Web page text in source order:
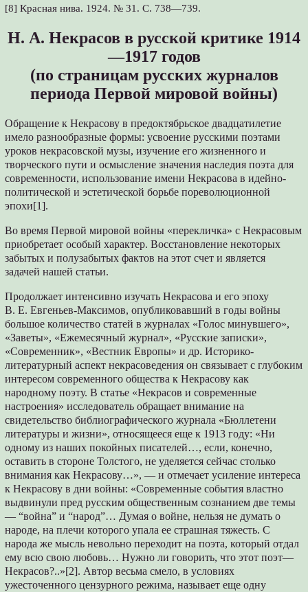
[8] Красная нива. 1924. № 31. С. 738—739.
Н. А. Некрасов в русской критике 1914
—1917 годов
(по страницам русских журналов
периода Первой мировой войны)
Обращение к Некрасову в предоктябрьское двадцатилетие
имело разнообразные формы: усвоение русскими поэтами
уроков некрасовской музы, изучение его жизненного и
творческого пути и осмысление значения наследия поэта для
современности, использование имени Некрасова в идейно-
политической и эстетической борьбе пореволюционной
эпохи[1].
Во время Первой мировой войны «перекличка» с Некрасовым
приобретает особый характер. Восстановление некоторых
забытых и полузабытых фактов на этот счет и является
задачей нашей статьи.
Продолжает интенсивно изучать Некрасова и его эпоху
В. Е. Евгеньев-Максимов, опубликовавший в годы войны
большое количество статей в журналах «Голос минувшего»,
«Заветы», «Ежемесячный журнал», «Русские записки»,
«Современник», «Вестник Европы» и др. Историко-
литературный аспект некрасоведения он связывает с глубоким
интересом современного обществa к Некрасову как
народному поэту. В статье «Некрасов и современные
настроения» исследователь обращает внимание на
свидетельство библиографического журнала «Бюллетени
литературы и жизни», относящееся еще к 1913 году: «Ни
одному из наших покойных писателей…, если, конечно,
оставить в стороне Толстого, не уделяется сейчас столько
внимания как Некрасову…», — и отмечает усиление интереса
к Некрасову в дни войны: «Современные события властно
выдвинули пред русским общественным сознанием две темы
— “война” и “народ”… Думая о войне, нельзя не думать о
народе, на плечи которого упала ее страшная тяжесть. С
народа же мысль невольно переходит на поэта, который отдал
ему всю свою любовь… Нужно ли говорить, что этот поэт—
Некрасов?..»[2]. Автор весьма смело, в условиях
ужесточенного цензурного режима, называет еще одну